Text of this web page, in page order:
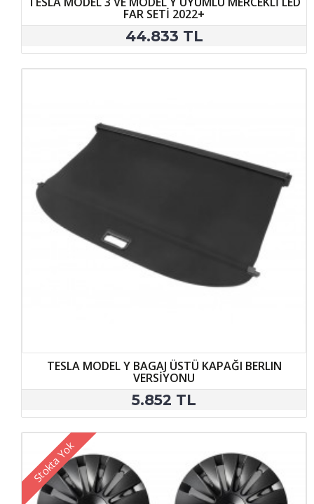
FAR SETİ 2022+
44.833 TL
TESLA MODEL Y BAGAJ ÜSTÜ KAPAĞI BERLIN
VERSİYONU
5.852 TL
Stokta Yok